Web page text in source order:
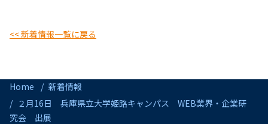
<< 新着情報一覧に戻る
Home
新着情報
２月16日 兵庫県立大学姫路キャンパス WEB業界・企業研
究会 出展